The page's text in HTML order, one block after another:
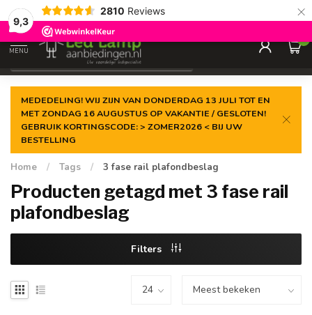
9,3
2810 Reviews ×
Gegarandeerde delaagste prijs
MENU
0
MEDEDELING! WIJ ZIJN VAN DONDERDAG 13 JULI TOT EN
MET ZONDAG 16 AUGUSTUS OP VAKANTIE / GESLOTEN!
GEBRUIK KORTINGSCODE: > ZOMER2026 < BIJ UW
BESTELLING
Home / Tags / 3 fase rail plafondbeslag
Producten getagd met 3 fase rail
plafondbeslag
Filters